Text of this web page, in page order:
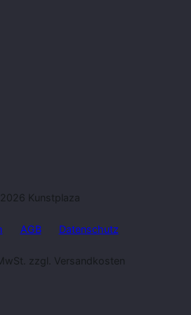
Kunstplaza
AGB Datenschutz
zzgl. Versandkosten